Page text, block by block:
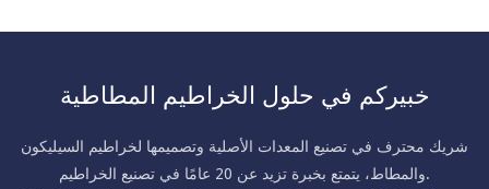
خبيركم في حلول الخراطيم المطاطية
شريك محترف في تصنيع المعدات الأصلية وتصميمها لخراطيم السيليكون
والمطاط، يتمتع بخبرة تزيد عن 20 عامًا في تصنيع الخراطيم.